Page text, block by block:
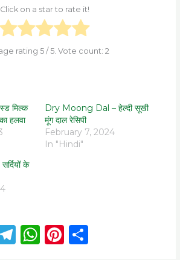
Click on a star to rate it!
rating 5/ 5. Vote count: 2
मिल्क
हलवा
Dry Moong Dal – हेल्दी सूखी
मूंग दाल रेसिपी
February 7, 2024
In "Hindi"
के
T WPi S